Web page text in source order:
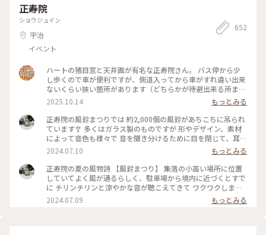
正寿院
ショウジュイン
宇治
イベント
652
ハートの猪目窓と天井画が有名な正寿院さん。 バス停から少
し歩くので車が便利ですが、側道入ってから車がすれ違い出来
ないくらい狭い箇所があります（どちらかが待避出来る所まで
移動するしかない） ※シーズンによりますが、全くすれ違わ
ない日もあります。 周りは茶畑が広がり景色も良く、お茶屋さ
んも数件あります♪ 6〜9月は風鈴まつりを開催されていて見
応えがあります。御朱印も風鈴のイラストが入ったものもあり
全部で8種類くらいありました。 今年は11月末まで50年に一度
の御本尊がご開扉されていて、素晴らしかったです。次回見る
事が出来るのか…
2025.10.14
もっとみる
正寿院の風鈴まつりでは 約2,000個の風鈴があちこちに吊られ
ています🎐 多くはガラス製のものですが 形やデザイン、素材
によって音色も様々で 音を聞き分けるために目を閉じて、耳を
澄ませている時間がとても心地よく癒されました🩵 #透明の世
界 #風鈴まつり #そうだ京都行こう #ことりっぷ京都 #正寿院 #
風鈴寺 #宇治田原町 #あじさい風鈴 #水引き風鈴 #能登半島地
震復興支援 #石川応援プロジェクト
2024.07.10
もっとみる
正寿院の夏の風物詩 【風鈴まつり】 集落の小高い場所に位置
していてよく風が通るらしく、駐車場から境内に近づくとすで
に チリンチリンと涼やかな音が聴こえてきて ワクワクしまし
た🩵 小径を彩る花風鈴は訪問する時期によって変わります🌿 6
月〜7月上旬ーあじさい風鈴🎐 7月上旬〜8月ーひまわり風鈴🌻
2024.07.09 もっとみる